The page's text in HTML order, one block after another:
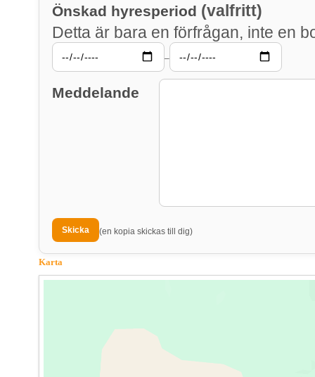
Önskad hyresperiod (valfritt)
Detta är bara en förfrågan, inte en
–
Meddelande
(en kopia skickas till dig)
Karta